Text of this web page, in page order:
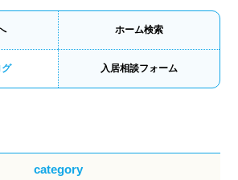
ホーム検索
入居相談フォーム
category